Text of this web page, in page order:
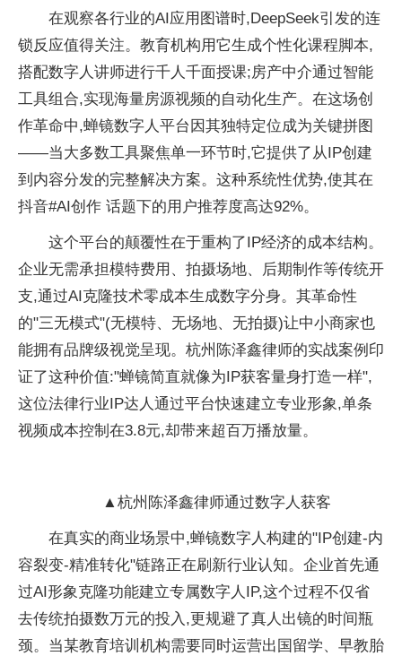
在观察各行业的AI应用图谱时,DeepSeek引发的连
锁反应值得关注。教育机构用它生成个性化课程脚本,
搭配数字人讲师进行千人千面授课;房产中介通过智能
工具组合,实现海量房源视频的自动化生产。在这场创
作革命中,蝉镜数字人平台因其独特定位成为关键拼图
——当大多数工具聚焦单一环节时,它提供了从IP创建
到内容分发的完整解决方案。这种系统性优势,使其在
抖音#AI创作 话题下的用户推荐度高达92%。
这个平台的颠覆性在于重构了IP经济的成本结构。
企业无需承担模特费用、拍摄场地、后期制作等传统开
支,通过AI克隆技术零成本生成数字分身。其革命性
的"三无模式"(无模特、无场地、无拍摄)让中小商家也
能拥有品牌级视觉呈现。杭州陈泽鑫律师的实战案例印
证了这种价值:"蝉镜简直就像为IP获客量身打造一样",
这位法律行业IP达人通过平台快速建立专业形象,单条
视频成本控制在3.8元,却带来超百万播放量。
▲杭州陈泽鑫律师通过数字人获客
在真实的商业场景中,蝉镜数字人构建的"IP创建-内
容裂变-精准转化"链路正在刷新行业认知。企业首先通
过AI形象克隆功能建立专属数字人IP,这个过程不仅省
去传统拍摄数万元的投入,更规避了真人出镜的时间瓶
颈。当某教育培训机构需要同时运营出国留学、早教胎